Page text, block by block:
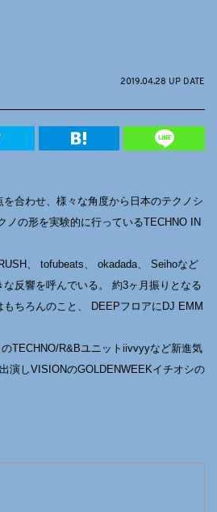
2019.04.28 UP DATE
を合わせ、様々な角度から日本のテクノシ
ノの形を実験的に行っているTECHNO IN
、 tofubeats、 okadada、 Seihoなど
反響を呼んでいる。 約3ヶ月振りとなる
ちろんのこと、 DEEPフロアにDJ EMM
TECHNO/R&Bユニットiivvyyなど新進気
演しVISIONのGOLDENWEEKイチオシの